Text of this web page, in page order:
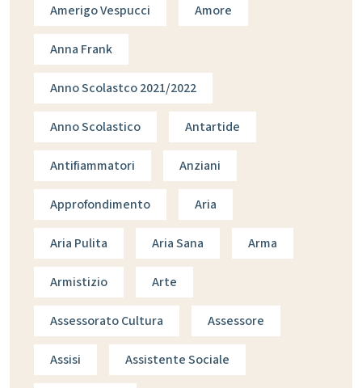
Amerigo Vespucci Amore
Anna Frank
Anno Scolastco 2021/2022
Anno Scolastico Antartide
Antifiammatori Anziani
Approfondimento Aria
Aria Pulita Aria Sana Arma
Armistizio Arte
Assessorato Cultura Assessore
Assisi Assistente Sociale